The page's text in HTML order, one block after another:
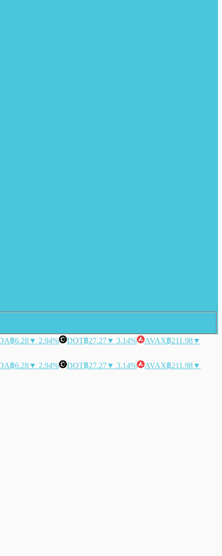
฿6.28▼ 2.94% DOT฿27.27▼ 3.14% AVAX฿211.98▼
฿6.28▼ 2.94% DOT฿27.27▼ 3.14% AVAX฿211.98▼